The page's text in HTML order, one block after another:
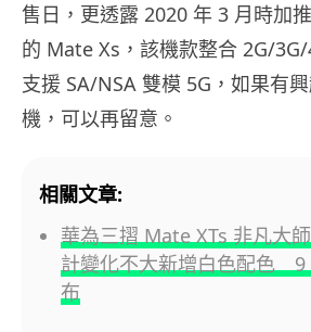
售日，更透露 2020 年 3 月時加
的 Mate Xs，該機款整合 2G/
支援 SA/NSA 雙模 5G，如果有
機，可以再留意。
相關文章:
華為三摺 Mate XTs 非凡大
計變化不大新增白色配色 9
布